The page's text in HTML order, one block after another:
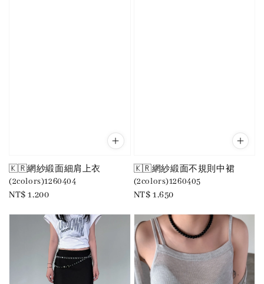
🇰🇷網紗緞面細肩上衣
(2colors)1260404
Regular
NT$ 1,200
🇰🇷網紗緞面不規則中裙
(2colors)1260405
Regular
NT$ 1,650